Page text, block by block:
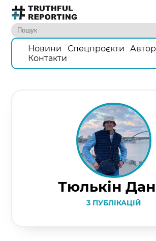
Новини Спецпроєкти
Контакти
Тюлькін
3 ПУБЛІКАЦІЙ